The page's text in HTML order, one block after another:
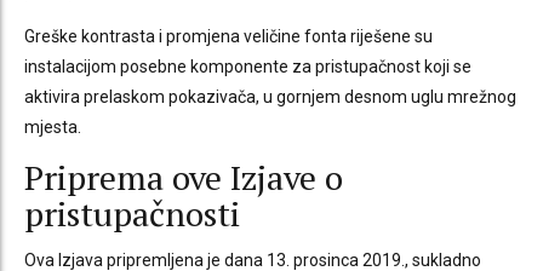
Greške kontrasta i promjena veličine fonta riješene su
instalacijom posebne komponente za pristupačnost koji se
aktivira prelaskom pokazivača, u gornjem desnom uglu mrežnog
mjesta.
Priprema ove Izjave o
pristupačnosti
Ova Izjava pripremljena je dana 13. prosinca 2019., sukladno